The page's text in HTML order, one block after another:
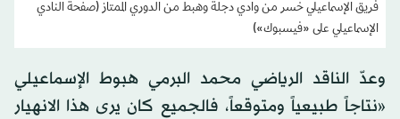
فريق الإسماعيلي خسر من وادي دجلة وهبط من الدوري الممتاز (صفحة النادي
الإسماعيلي على «فيسبوك»)
وعدّ الناقد الرياضي محمد البرمي هبوط الإسماعيلي
«نتاجاً طبيعياً ومتوقعاً، فالجميع كان يرى هذا الانهيار